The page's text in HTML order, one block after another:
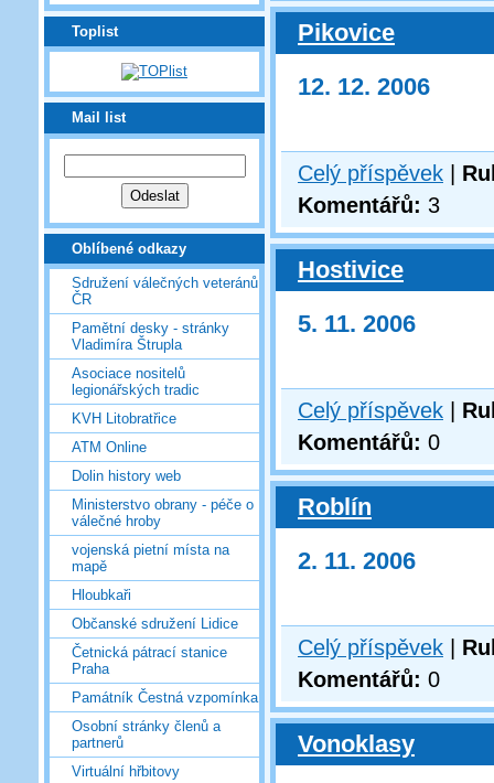
Toplist
Mail list
Oblíbené odkazy
Sdružení válečných veteránů
ČR
Pamětní desky - stránky
Vladimíra Štrupla
Asociace nositelů
legionářských tradic
KVH Litobratřice
ATM Online
Dolin history web
Ministerstvo obrany - péče o
válečné hroby
vojenská pietní místa na
mapě
Hloubkaři
Občanské sdružení Lidice
Četnická pátrací stanice
Praha
Památník Čestná vzpomínka
Osobní stránky členů a
partnerů
Virtuální hřbitovy
Pikovice
12. 12. 2006
Celý příspěvek
Komentářů: 3
Hostivice
5. 11. 2006
Celý příspěvek
Komentářů: 0
Roblín
2. 11. 2006
Celý příspěvek
Komentářů: 0
Vonoklasy